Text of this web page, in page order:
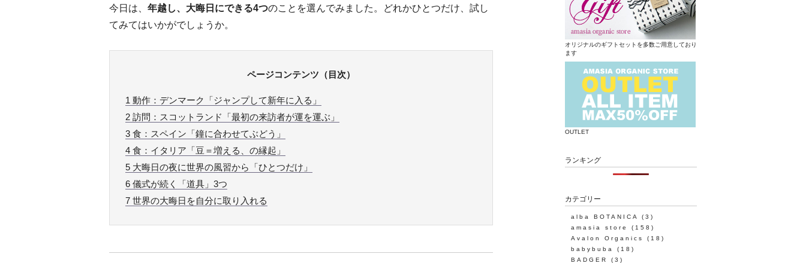
今日は、 年越し、大晦日にできる4つのことを選んでみました。どれかひとつだけ、試し
てみてはいかがでしょうか。
ページコンテンツ（目次）
1 動作：デンマーク「ジャンプして新年に入る」
2 訪問：スコットランド「最初の来訪者が運を運ぶ」
3 食：スペイン「鐘に合わせてぶどう」
4 食：イタリア「豆＝増える、の縁起」
5 大晦日の夜に世界の風習から「ひとつだけ」
6 儀式が続く「道具」3つ
7 世界の大晦日を自分に取り入れる
オリジナルのギフトセットを多数ご用意しており
ます
OUTLET
ランキング
カテゴリー
alba BOTANICA
(3)
amasia store
(158)
Avalon Organics
(18)
babybuba
(18)
BADGER
(3)